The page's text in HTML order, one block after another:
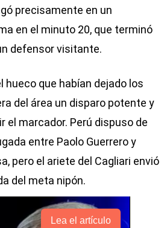
precisamente en un
en el minuto 20, que terminó
defensor visitante.
que habían dejado los
del área un disparo potente y
el marcador. Perú dispuso de
entre Paolo Guerrero y
pero el ariete del Cagliari envió
del meta nipón.
Lea el artículo